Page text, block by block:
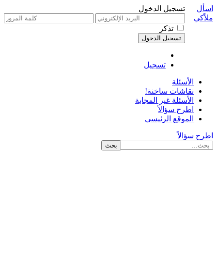
تسجيل الدخول
تذكر
تسجيل
اسأل
ملاًكي
الأسئلة
نقاشات ساخنة!
الأسئلة غير المجابة
اطرح سؤالاً
الموقع الرئيسي
اطرح سؤالاً